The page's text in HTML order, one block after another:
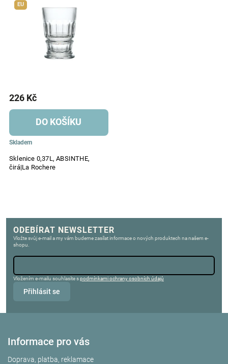
EU
Sklenice 0,37L, ABSINTHE,
čirá|La Rochere
Skladem
226 Kč
DO KOŠÍKU
ODEBÍRAT NEWSLETTER
Vložte svůj e-mail a my vám budeme zasílat informace o nových produktech na našem e-
shopu.
Vložením e-mailu souhlasíte spodmínkami ochrany osobních údajů
Přihlásit se
Informace pro vás
Doprava, platba, reklamace